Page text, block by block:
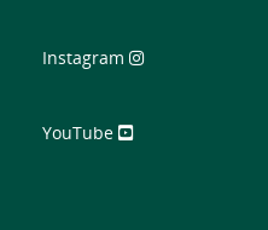
Instagram
YouTube